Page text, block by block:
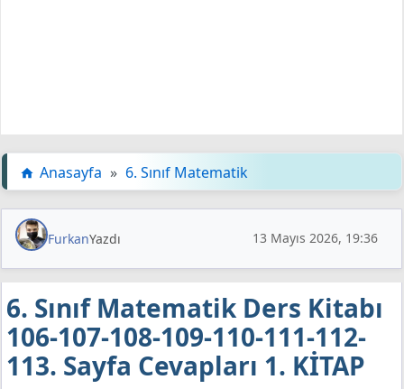
Anasayfa » 6. Sınıf Matematik
FurkanYazdı 13 Mayıs 2026, 19:36
6. Sınıf Matematik Ders Kitabı
106-107-108-109-110-111-112-
113. Sayfa Cevapları 1. KİTAP